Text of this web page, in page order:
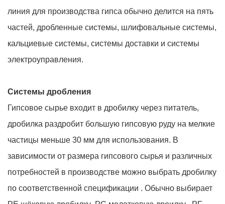
линия для производства гипса обычно делится на пять
частей, дробленные системы, шлифовальные системы,
кальциевые системы, системы доставки и системы
электроуправления.
Системы дробления
Гипсовое сырье входит в дробилку через питатель,
дробилка раздробит большую гипсовую руду на мелкие
частицы меньше 30 мм для использования. В
зависимости от размера гипсового сырья и различных
потребностей в производстве можно выбрать дробилку
по соответственной спецификации . Обычно выбирает